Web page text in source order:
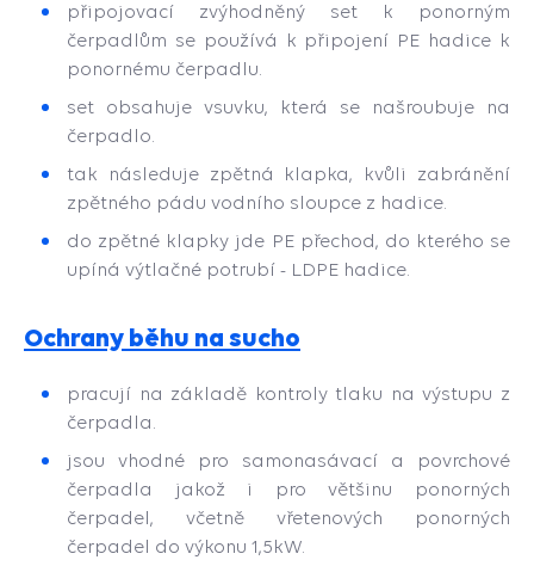
připojovací zvýhodněný set k ponorným
čerpadlům se používá k připojení PE hadice k
ponornému čerpadlu.
set obsahuje vsuvku, která se našroubuje na
čerpadlo.
tak následuje zpětná klapka, kvůli zabránění
zpětného pádu vodního sloupce z hadice.
do zpětné klapky jde PE přechod, do kterého se
upíná výtlačné potrubí - LDPE hadice.
Ochrany běhu na sucho
pracují na základě kontroly tlaku na výstupu z
čerpadla.
jsou vhodné pro samonasávací a povrchové
čerpadla jakož i pro většinu ponorných
čerpadel, včetně vřetenových ponorných
čerpadel do výkonu 1,5kW.